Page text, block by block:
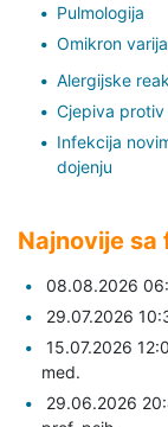
Pulmologija
Omikron
Alergijske
Cjepiva protiv
Infekcija
dojenju
Najnovije sa
08.08.2026
29.07.2026
15.07.2026
med.
29.06.2026